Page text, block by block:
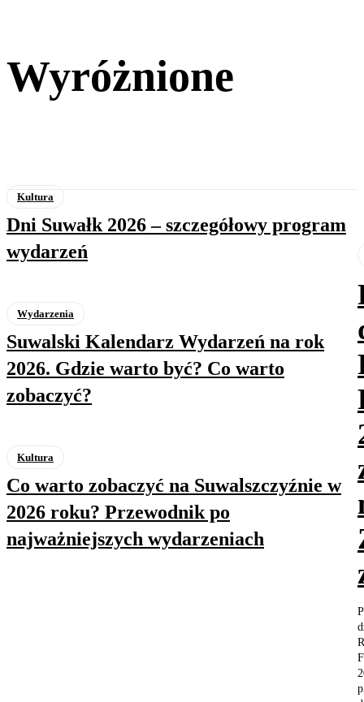
Wyróżnione
Kultura
Dni Suwałk 2026 – szczegółowy program
wydarzeń
Wydarzenia
Suwalski Kalendarz Wydarzeń na rok
2026. Gdzie warto być? Co warto
zobaczyć?
Kultura
Co warto zobaczyć na Suwalszczyźnie w
2026 roku? Przewodnik po
najważniejszych wydarzeniach